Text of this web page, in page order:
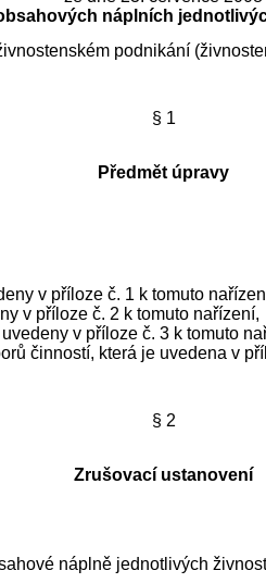
náplních
podnikání
§ 1
Předmět úpravy
v příloze č. 1 k tomuto
v příloze č. 2 k tomuto nařízení,
v příloze č. 3 k tomuto
činností, která je uvedena v
§ 2
Zrušovací ustanovení
náplně jednotlivých